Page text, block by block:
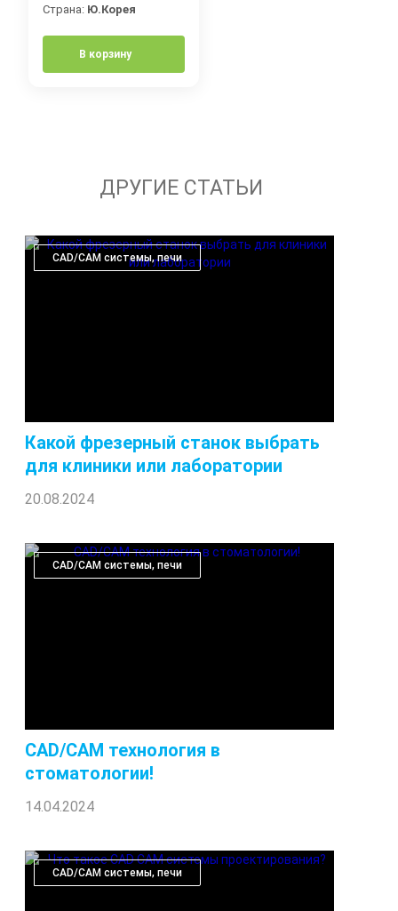
Страна: Ю.Корея
В корзину
ДРУГИЕ СТАТЬИ
CAD/CAM системы, печи
Какой фрезерный станок выбрать
для клиники или лаборатории
20.08.2024
CAD/CAM системы, печи
CAD/CAM технология в
стоматологии!
14.04.2024
CAD/CAM системы, печи